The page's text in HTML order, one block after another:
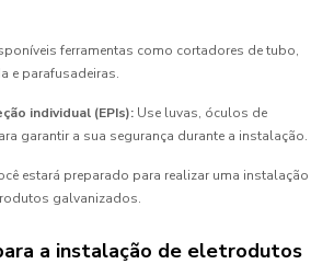
ferramentas como cortadores de tubo,
e parafusadeiras.
individual (EPIs): Use luvas, óculos de
garantir a sua segurança durante a instalação.
estará preparado para realizar uma instalação
galvanizados.
a instalação de eletrodutos